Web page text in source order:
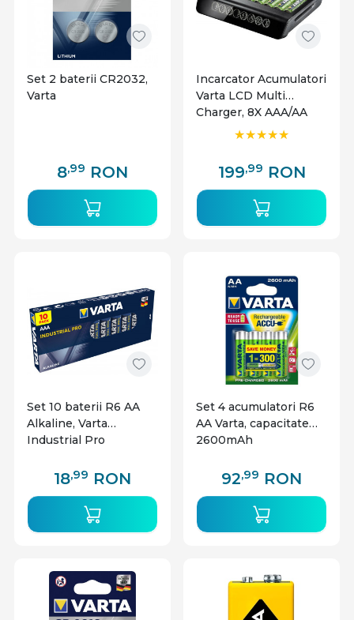
Set 2 baterii CR2032,
Varta
8,99 RON
Incarcator Acumulatori
Varta LCD Multi
Charger, 8X AAA/AA
199,99 RON
Set 10 baterii R6 AA
Alkaline, Varta
Industrial Pro
18,99 RON
Set 4 acumulatori R6
AA Varta, capacitate
2600mAh
92,99 RON